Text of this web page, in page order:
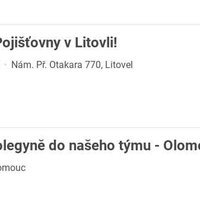
v Litovli!
· Nám. Př. Otakara 770, Litovel
do našeho týmu -